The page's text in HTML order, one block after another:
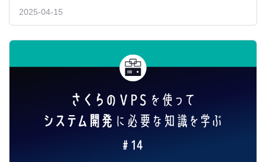
2025-04-15